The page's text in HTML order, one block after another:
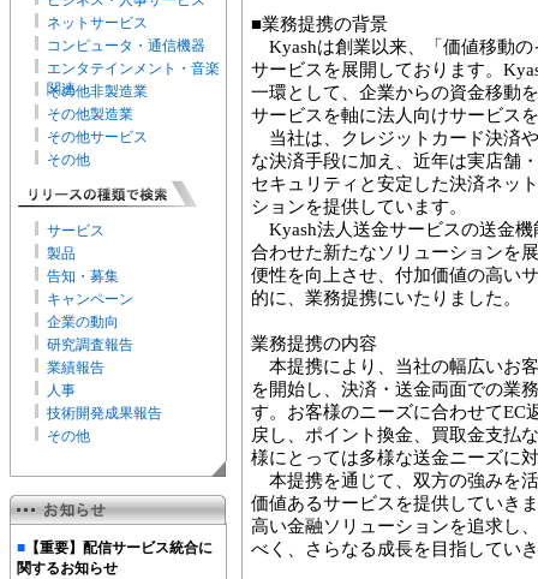
ネットサービス
コンピュータ・通信機器
エンタテインメント・音楽
関連
その他非製造業
その他製造業
その他サービス
その他
サービス
製品
告知・募集
キャンペーン
企業の動向
研究調査報告
業績報告
人事
技術開発成果報告
その他
■ 【重要】配信サービス統合に
関するお知らせ
■業務提携の背景
Kyashは創業以来、「価値移動
サービスを展開しております。
一環として、企業からの資金移動
サービスを軸に法人向けサービス
当社は、クレジットカード決済
な決済手段に加え、近年は実店舗
セキュリティと安定した決済ネッ
ションを提供しています。
Kyash法人送金サービスの送金
合わせた新たなソリューションを
便性を向上させ、付加価値の高い
的に、業務提携にいたりました。
業務提携の内容
本提携により、当社の幅広いお
を開始し、決済・送金両面での業
す。お客様のニーズに合わせてEC
戻し、ポイント換金、買取金支払
様にとっては多様な送金ニーズに
本提携を通じて、双方の強みを
価値あるサービスを提供していき
高い金融ソリューションを追求し
べく、さらなる成長を目指してい